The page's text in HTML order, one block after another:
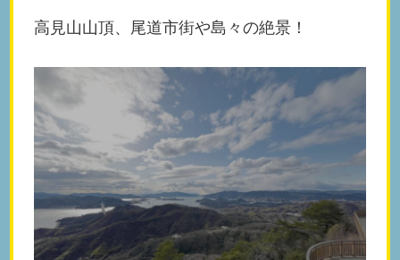
高見山山頂、尾道市街や島々の絶景！